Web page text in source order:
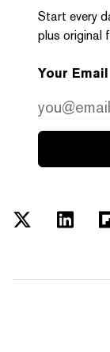
Start every
plus original
Your Email